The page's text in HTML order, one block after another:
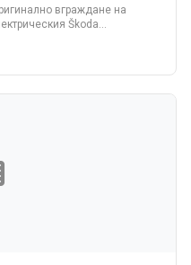
вграждане на
Škoda…